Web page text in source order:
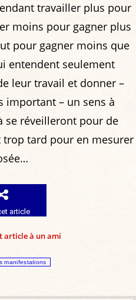
travailler plus pour
moins pour gagner plus
pour gagner moins que
entendent seulement
leur travail et donner –
important – un sens à
se réveilleront pour de
tard pour en mesurer
article
article à un ami
manifestations